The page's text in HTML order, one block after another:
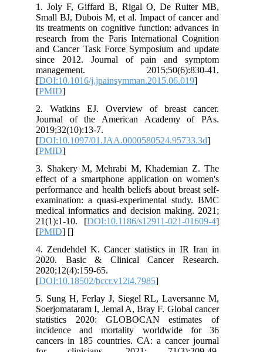
1. Joly F, Giffard B, Rigal O, De Ruiter MB,
Small BJ, Dubois M, et al. Impact of cancer and
its treatments on cognitive function: advances in
research from the Paris International Cognition
and Cancer Task Force Symposium and update
since 2012. Journal of pain and symptom
management. 2015;50(6):830-41.
[DOI:10.1016/j.jpainsymman.2015.06.019
[PMID
2. Watkins EJ. Overview of breast cancer.
Journal of the American Academy of PAs.
2019;32(10):13-7.
[DOI:10.1097/01.JAA.0000580524.95733.3d
[PMID
3. Shakery M, Mehrabi M, Khademian Z. The
effect of a smartphone application on women's
performance and health beliefs about breast self-
examination: a quasi-experimental study. BMC
medical informatics and decision making. 2021;
21(1):1-10. [DOI:10.1186/s12911-021-01609-4
[PMID] [
4. Zendehdel K. Cancer statistics in IR Iran in
2020. Basic & Clinical Cancer Research.
2020;12(4):159-65.
[DOI:10.18502/bccr.v12i4.7985
5. Sung H, Ferlay J, Siegel RL, Laversanne M,
Soerjomataram I, Jemal A, Bray F. Global cancer
statistics 2020: GLOBOCAN estimates of
incidence and mortality worldwide for 36
cancers in 185 countries. CA: a cancer journal